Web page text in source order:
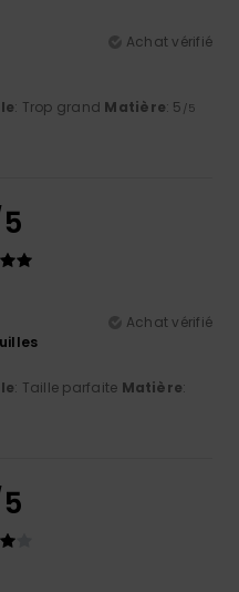
Achat vérifié
: Trop grand Matière: 5 /5
Achat vérifié
: Taille parfaite Matière: